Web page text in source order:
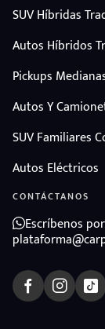
SUV Híbridas
Autos Híbridos
Pickups
Autos Y
SUV Familiares
Autos Eléctricos
CONTÁCTANOS
Escríbenos